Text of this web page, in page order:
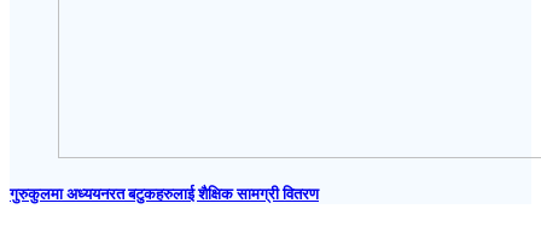
गुरुकुलमा अध्ययनरत बटुकहरुलाई शैक्षिक सामग्री वितरण